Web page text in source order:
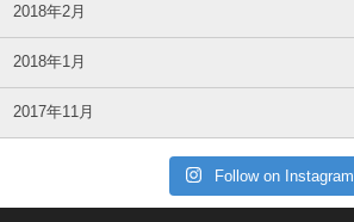
2018年2月
2018年1月
2017年11月
Follow on Instagram